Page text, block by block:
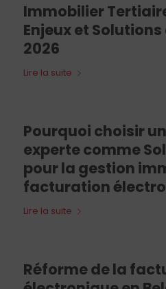
Immobilier
Enjeux et
2026
Lire la suite
Pourquoi choisir
experte comme
pour la gestion
facturation
Lire la suite
Réforme de la